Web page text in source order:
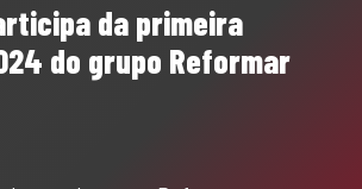
da primeira
do grupo Reformar